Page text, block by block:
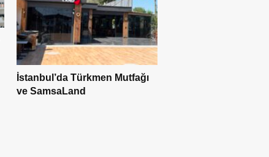
İstanbul’da Türkmen Mutfağı
ve SamsaLand